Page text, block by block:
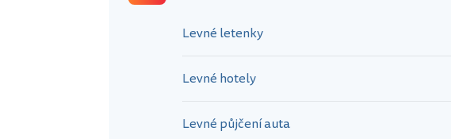
Levné letenky
Levné hotely
Levné půjčení auta